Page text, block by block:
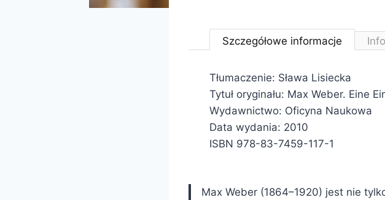
Szczegółowe informacje
Tłumaczenie: Sława Lisiecka
Tytuł oryginału: Max Weber. Eine
Wydawnictwo: Oficyna Naukowa
Data wydania: 2010
ISBN 978-83-7459-117-1
Max Weber (1864–1920) jest nie